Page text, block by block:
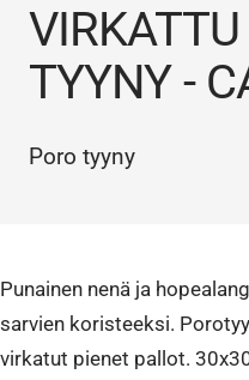
TYYNY -
Poro tyyny
Punainen nenä ja
sarvien koristeeksi.
virkatut pienet pallot.